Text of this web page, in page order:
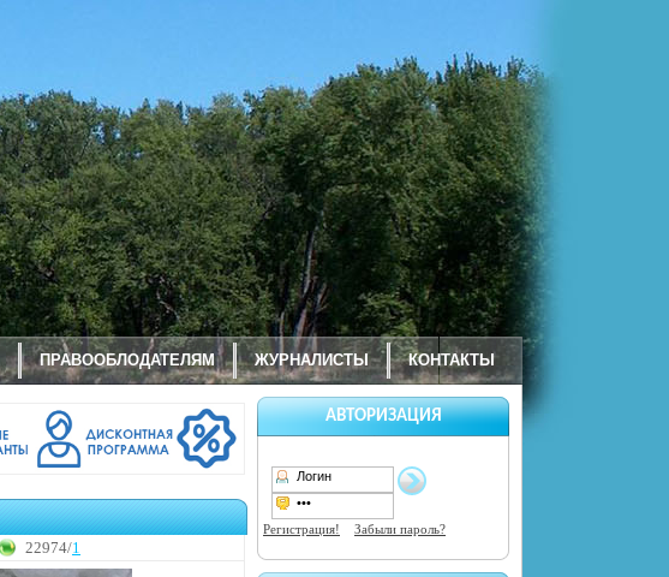
ПРАВООБЛОДАТЕЛЯМ ЖУРНАЛИСТЫ КОНТАКТЫ
АВТОРИЗАЦИЯ
Регистрация! Забыли пароль?
22974/1